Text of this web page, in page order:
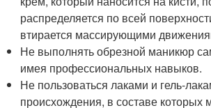
распределяется по всей
втирается массирующими
Не выполнять обрезной маникюр
имея профессиональных навыков.
Не пользоваться лаками и гель-
происхождения, в составе которых